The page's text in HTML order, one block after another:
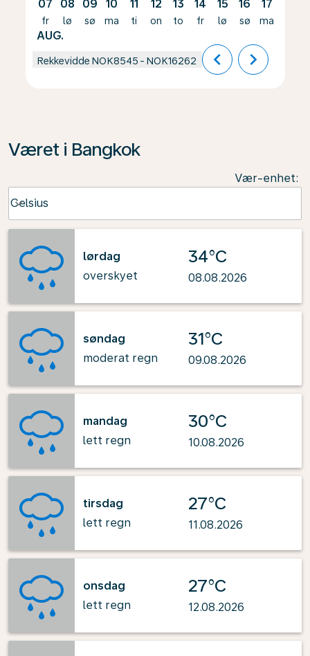
07
fr
AUG.
08
lø
09
sø
10
ma
11
ti
12
on
13
to
14
fr
15
lø
16
sø
17
ma
Rekkevidde NOK8545 - NOK16262 chevron_left chevron_right
Været i Bangkok
Vær-enhet:
Celsius
keyboard_arrow_down
lørdag
overskyet
34°C
08.08.2026
søndag
moderat regn
31°C
09.08.2026
mandag
lett regn
30°C
10.08.2026
tirsdag
lett regn
27°C
11.08.2026
onsdag
lett regn
27°C
12.08.2026